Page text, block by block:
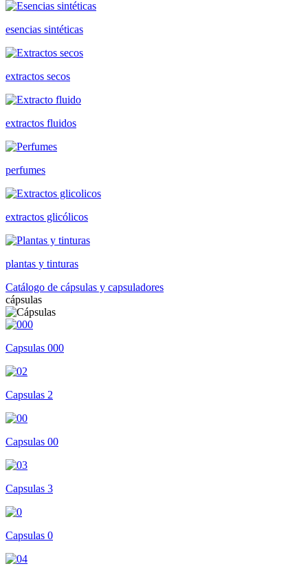
esencias sintéticas
extractos secos
extractos fluidos
perfumes
extractos glicólicos
plantas y tinturas
Catálogo de cápsulas y capsuladores
cápsulas
Capsulas 000
Capsulas 2
Capsulas 00
Capsulas 3
Capsulas 0